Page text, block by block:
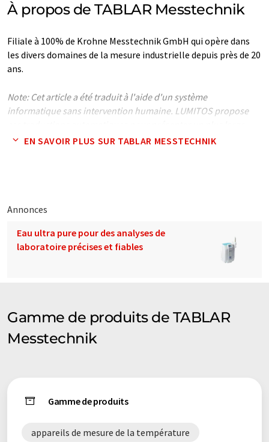
À propos de TABLAR Messtechnik
Filiale à 100% de Krohne Messtechnik GmbH qui opère dans
les divers domaines de la mesure industrielle depuis près de 20
ans.
Note: Cet article a été traduit à l'aide d'un système
informatique sans intervention humaine. LUMITOS propose
éventail de présentations d'entreprise. Comme cet article a été
EN SAVOIR PLUS SUR TABLAR MESSTECHNIK
Annonces
Eau ultra pure pour des analyses de
laboratoire précises et fiables
Gamme de produits de TABLAR
Messtechnik
Gamme de produits
appareils de mesure de la température